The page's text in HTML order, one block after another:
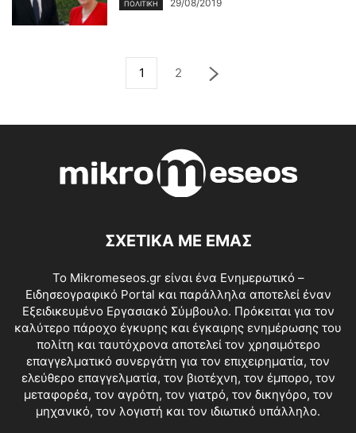
ΠΟΛΙΤΙΚΉ 29/08/2019
1 2
ΣΧΕΤΙΚΑ ΜΕ ΕΜΑΣ
Το Mikromeseos.gr είναι ένα Ενημερωτικό –
Ειδησεογραφικό Portal και παράλληλα αποτελεί έναν
Εξειδικευμένο Εργασιακό Σύμβουλο. Πρόκειται για τον
καλύτερο πάροχο έγκυρης και έγκαιρης ενημέρωσης του
πολίτη και ταυτόχρονα αποτελεί τον χρησιμότερο
επαγγελματικό συνεργάτη για τον επιχειρηματία, τον
ελεύθερο επαγγελματία, τον βιοτέχνη, τον έμπορο, τον
μεταφορέα, τον αγρότη, τον γιατρό, τον δικηγόρο, τον
μηχανικό, τον λογιστή και τον ιδιωτικό υπάλληλο.